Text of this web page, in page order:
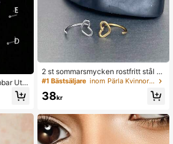
Utru
forma
, K
2 st sommarsmycken rostfritt stål n
äsa stud ring hjärtformad örhänge lä
ppring piercing för kvinnor gyllene s
mycken
#1 Bästsäljare inom Pärla Kvinnors kroppssmycken
38kr